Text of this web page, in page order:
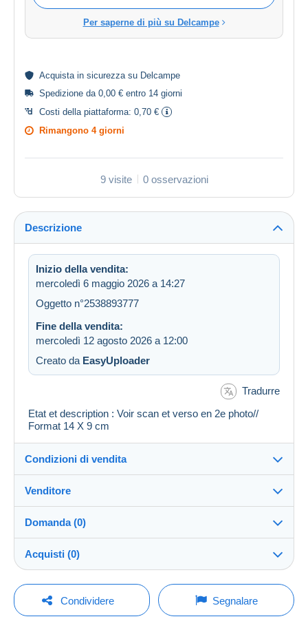
Per saperne di più su Delcampe
Acquista in sicurezza su Delcampe
Spedizione da 0,00 € entro 14 giorni
Costi della piattaforma: 0,70 €
Rimangono 4 giorni
9 visite 0 osservazioni
Descrizione
Inizio della vendita:
mercoledì 6 maggio 2026 a 14:27
Oggetto n°2538893777
Fine della vendita:
mercoledì 12 agosto 2026 a 12:00
Creato da EasyUploader
Tradurre
Etat et description : Voir scan et verso en 2e photo//
Format 14 X 9 cm
Condizioni di vendita
Spedizione dopo il pagamento entro 14 giorni
Spese di restituzione a carico
dell'acquirente.
Venditore
cartalis100%(42859x)
PRO
Negozio
Cognome:
Domanda (0)
Per inviare una domanda devi aprire una
Acquisti (0)
Ultimo aggiornamento: 11:56:41
Condividere Segnalare